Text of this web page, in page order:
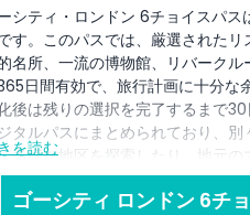
シティ・ロンドン 6チョイスパ
す。このパスでは、厳選された
名所、一流の博物館、リバーク
日間有効で、旅行計画に十分
後は残りの選択を完了するまで
タルパスにまとめられており、
多様な地区を探索したり、地元の
ップル、家族、ゆったりした観光
史・エンターテインメントを楽し
を読む
ゴーシティ ロンドン 6チ